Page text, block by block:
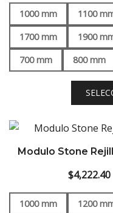
1000 mm 1100
1700 mm
1900
700 mm
800 mm
Modulo Stone
$4,222.40
1000 mm 1200